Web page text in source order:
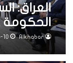
العراق:
الحكومة
Alkhabar
10